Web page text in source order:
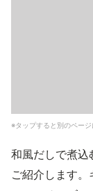
※タップすると別のペー
和風だしで煮込
ご紹介します